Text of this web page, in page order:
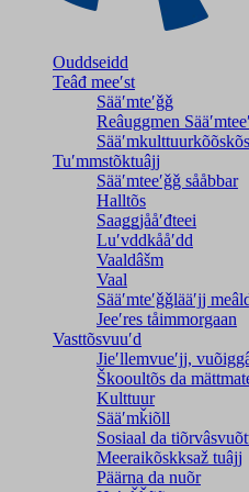
Ouddseidd
Teâđ meeʹst
Sääʹmteʹǧǧ
Reâuggmen
Tuʹmmstõktuâjj
Sääʹmteeʹǧǧ sååbbar
Halltõs
Saaǥǥjååʹđteei
Luʹvddkååʹdd
Vaaldâšm
Vaal
Sääʹmteʹǧǧlääʹjj
Jeeʹres tåimmorgaan
Vasttõsvuuʹd
Jieʹllemvueʹjj,
Škooultõs da
Kulttuur
Sääʹmǩiõll
Sosiaal da
Meeraikõskksaž tuâjj
Päärna da nuõr